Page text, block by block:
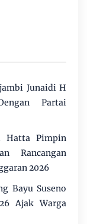
Junaidi H
Partai
Hatta Pimpin
Rancangan
2026
Bayu Suseno
Ajak Warga